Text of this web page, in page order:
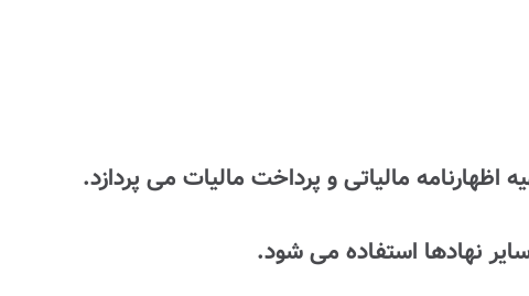
مالیاتی و پرداخت مالیات می پردازد.
نهادها استفاده می شود.